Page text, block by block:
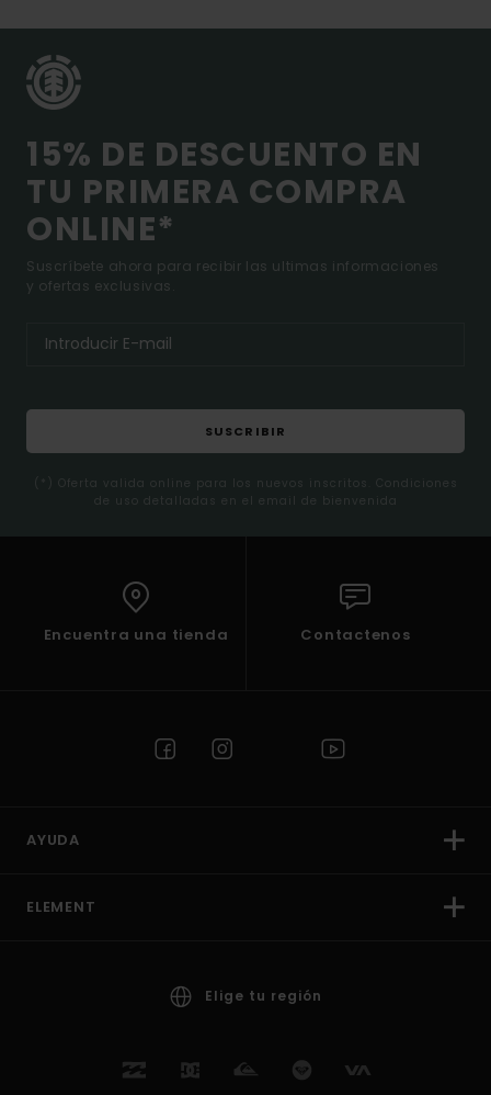
15% DE DESCUENTO EN
TU PRIMERA COMPRA
ONLINE*
Suscríbete ahora para recibir las ultimas informaciones
y ofertas exclusivas.
SUSCRIBIR
(*) Oferta valida online para los nuevos inscritos. Condiciones
de uso detalladas en el email de bienvenida
Encuentra una tienda Contactenos
AYUDA
ELEMENT
Elige tu región